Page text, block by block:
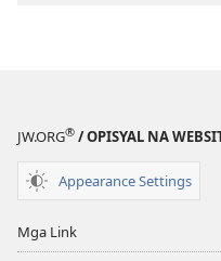
JW.ORG® / OPISYAL NA
Appearance Settings
Mga Link